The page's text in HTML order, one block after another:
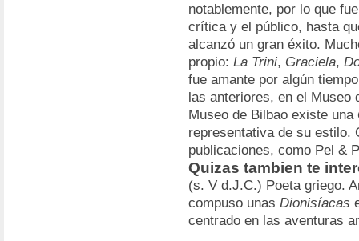
notablemente, por lo que
crítica y el público, hasta
alcanzó un gran éxito.
propio: La Trini, Graciela,
fue amante por algún
las anteriores, en el Museo
Museo de Bilbao existe una
representativa de su estilo.
publicaciones, como Pel &
Quizas tambien te
(s. V d.J.C.) Poeta griego.
compuso unas Dionisíacas
centrado en las aventuras